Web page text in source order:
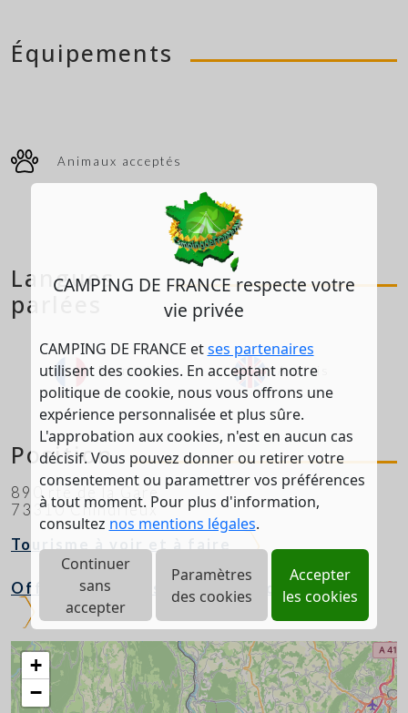
CAMPING DE FRANCE respecte votre
vie privée
CAMPING DE FRANCE etses partenaires
utilisent des cookies. En acceptant notre
politique de cookie, nous vous offrons une
expérience personnalisée et plus sûre.
L'approbation aux cookies, n'est en aucun cas
décisif. Vous pouvez donner ou retirer votre
consentement ou paramettrer vos préférences
à tout moment. Pour plus d'information,
consultez nos mentions légales.
Continuer
sans
accepter
Paramètres
des cookies
Accepter
les cookies
Équipements
Animaux acceptés
Langues
parlées
Français Anglais
Position
890 rte de la Gare
73310 Chindrieux
Tourisme à voir et à faire
Offices de tourisme proches du camping
+
−